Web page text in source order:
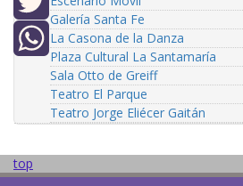
Twitter
WhatsApp
Galería Santa Fe
La Casona de la Danza
Plaza Cultural La Santamaría
Sala Otto de Greiff
Teatro El Parque
Teatro Jorge Eliécer Gaitán
top